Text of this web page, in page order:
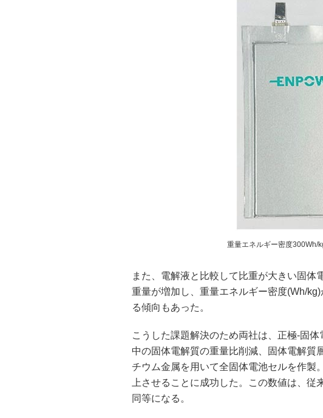
重量エネルギー密度300Wh/
また、電解液と比較して比重が大きい固
重量が増加し、重量エネルギー密度(Wh/
る傾向もあった。
こうした課題解決のため両社は、正極‐固
中の固体電解質の重量比削減、固体電解質
チウム金属を用いて全固体電池セルを作製
上させることに成功した。この数値は、
同等になる。